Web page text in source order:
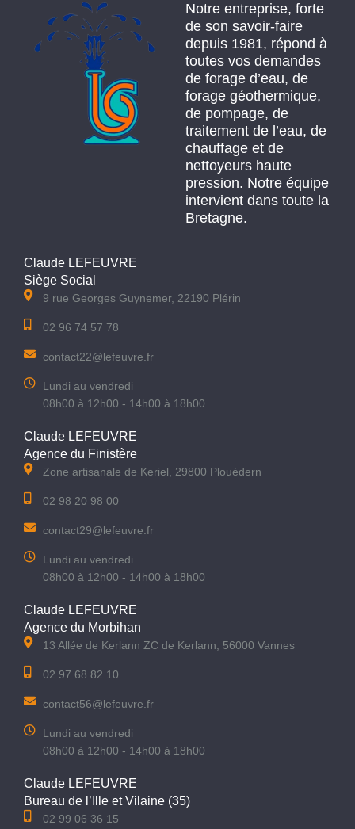
Notre entreprise, forte
de son savoir-faire
depuis 1981, répond à
toutes vos demandes
de forage d’eau, de
forage géothermique,
de pompage, de
traitement de l’eau, de
chauffage et de
nettoyeurs haute
pression. Notre équipe
intervient dans toute la
Bretagne.
Claude LEFEUVRE
Siège Social
9 rue Georges Guynemer, 22190 Plérin
02 96 74 57 78
contact22@lefeuvre.fr
Lundi au vendredi
08h00 à 12h00 - 14h00 à 18h00
Claude LEFEUVRE
Agence du Finistère
Zone artisanale de Keriel, 29800 Plouédern
02 98 20 98 00
contact29@lefeuvre.fr
Lundi au vendredi
08h00 à 12h00 - 14h00 à 18h00
Claude LEFEUVRE
Agence du Morbihan
13 Allée de Kerlann ZC de Kerlann, 56000 Vannes
02 97 68 82 10
contact56@lefeuvre.fr
Lundi au vendredi
08h00 à 12h00 - 14h00 à 18h00
Claude LEFEUVRE
Bureau de l’Ille et Vilaine (35)
02 99 06 36 15